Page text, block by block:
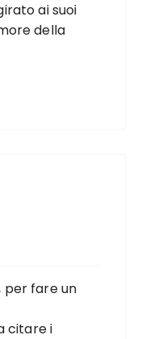
ai suoi
della
per fare un
citare i